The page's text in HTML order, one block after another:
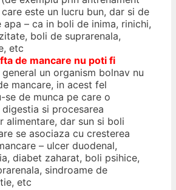
este un lucru bun, dar si de
apa – ca in boli de inima, rinichi,
boli de suprarenala,
etc
de mancare nu poti fi
general un organism bolnav nu
mancare, in acest fel
se de munca pe care o
digestia si procesarea
alimentare, dar sun si boli
se asociaza cu cresterea
– ulcer duodenal,
diabet zaharat, boli psihice,
sindroame de
etc